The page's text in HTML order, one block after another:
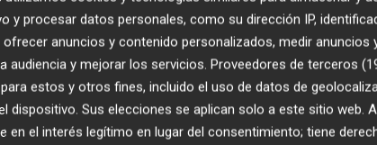
apunta que este precio máximo "queda
la evolución de los precios de mercado".
excepcional sanitaria, con el fin de proteger la
Medicamentos podrá fijar el importe máximo de
refiere el párrafo anterior por el tiempo que dure
y procesar datos personales, como su dirección IP,
anuncios y contenido personalizados, medir anuncios
audiencia y mejorar los servicios. Proveedores de terceros
estos y otros fines, incluido el uso de datos de
dispositivo. Sus elecciones se aplican solo a este sitio web.
en el interés legítimo en lugar del consentimiento; tiene